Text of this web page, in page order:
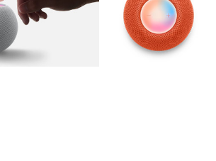
图库 图像 图库 图像